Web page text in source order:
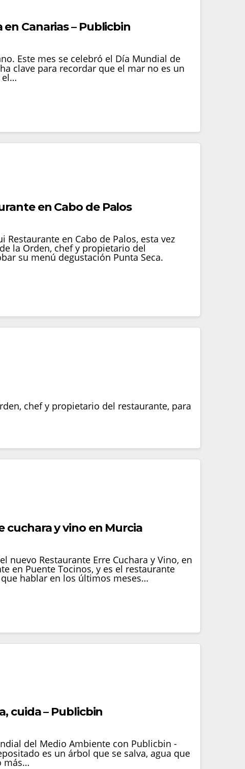
Canarias – Publicbin
Este mes se celebró el Día Mundial de
clave para recordar que el mar no es un
el…
en Cabo de Palos
Restaurante en Cabo de Palos, esta vez
la Orden, chef y propietario del
su menú degustación Punta Seca.
chef y propietario del restaurante, para
cuchara y vino en Murcia
nuevo Restaurante Erre Cuchara y Vino, en
en Puente Tocinos, y es el restaurante
hablar en los últimos meses…
cuida – Publicbin
del Medio Ambiente con Publicbin -
es un árbol que se salva, agua que
más…